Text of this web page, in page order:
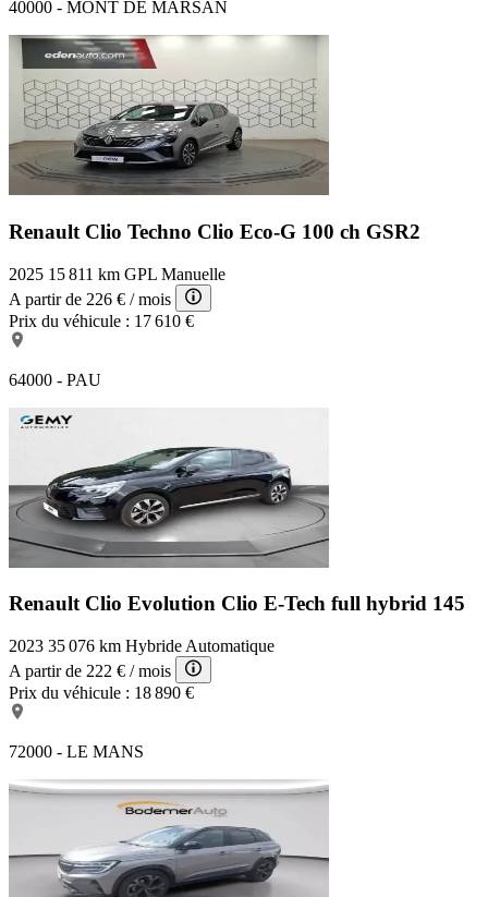
40000 - MONT DE MARSAN
Renault Clio Techno Clio Eco-G 100 ch GSR2
2025 15 811 km GPL Manuelle
A partir de 226 € / mois
Prix du véhicule : 17 610 €
64000 - PAU
Renault Clio Evolution Clio E-Tech full hybrid 145
2023 35 076 km Hybride Automatique
A partir de 222 € / mois
Prix du véhicule : 18 890 €
72000 - LE MANS